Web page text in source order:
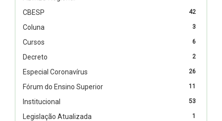
42
CBESP
3
Coluna
6
Cursos
2
Decreto
26
Especial Coronavírus
11
Fórum do Ensino Superior
53
Institucional
1
Legislação Atualizada